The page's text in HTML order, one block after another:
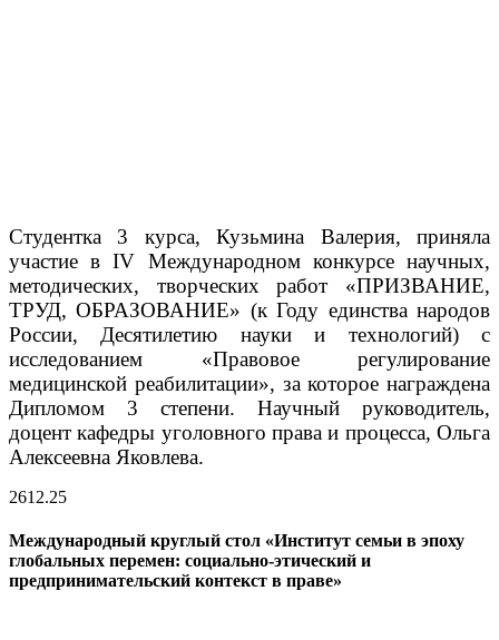
Студентка 3 курса, Кузьмина Валерия, приняла
участие в IV Международном конкурсе научных,
методических, творческих работ «ПРИЗВАНИЕ,
ТРУД, ОБРАЗОВАНИЕ» (к Году единства народов
России, Десятилетию науки и технологий) с
исследованием «Правовое регулирование
медицинской реабилитации», за которое награждена​
Дипломом 3 степени. Научный руководитель,
доцент кафедры уголовного права и процесса, Ольга
Алексеевна Яковлева.
2612.25
Международный круглый стол «Институт семьи в эпоху
глобальных перемен: социально-этический и
предпринимательский контекст в праве»